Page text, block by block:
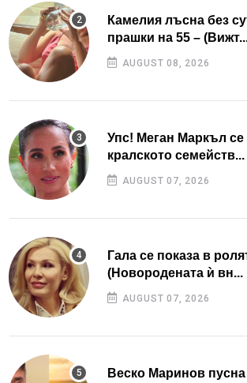
Камелия лъсна без
прашки на 55 –
AUGUST 08, 2026
Упс! Меган Маркъл се
кралското семейств...
AUGUST 07, 2026
Гала се показа в
(Новородената ѝ вн...
AUGUST 07, 2026
Веско Маринов